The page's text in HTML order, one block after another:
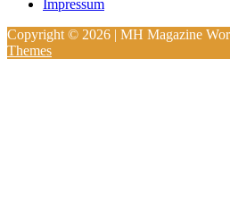
Impressum
Copyright © 2026 | MH Magazine
Themes